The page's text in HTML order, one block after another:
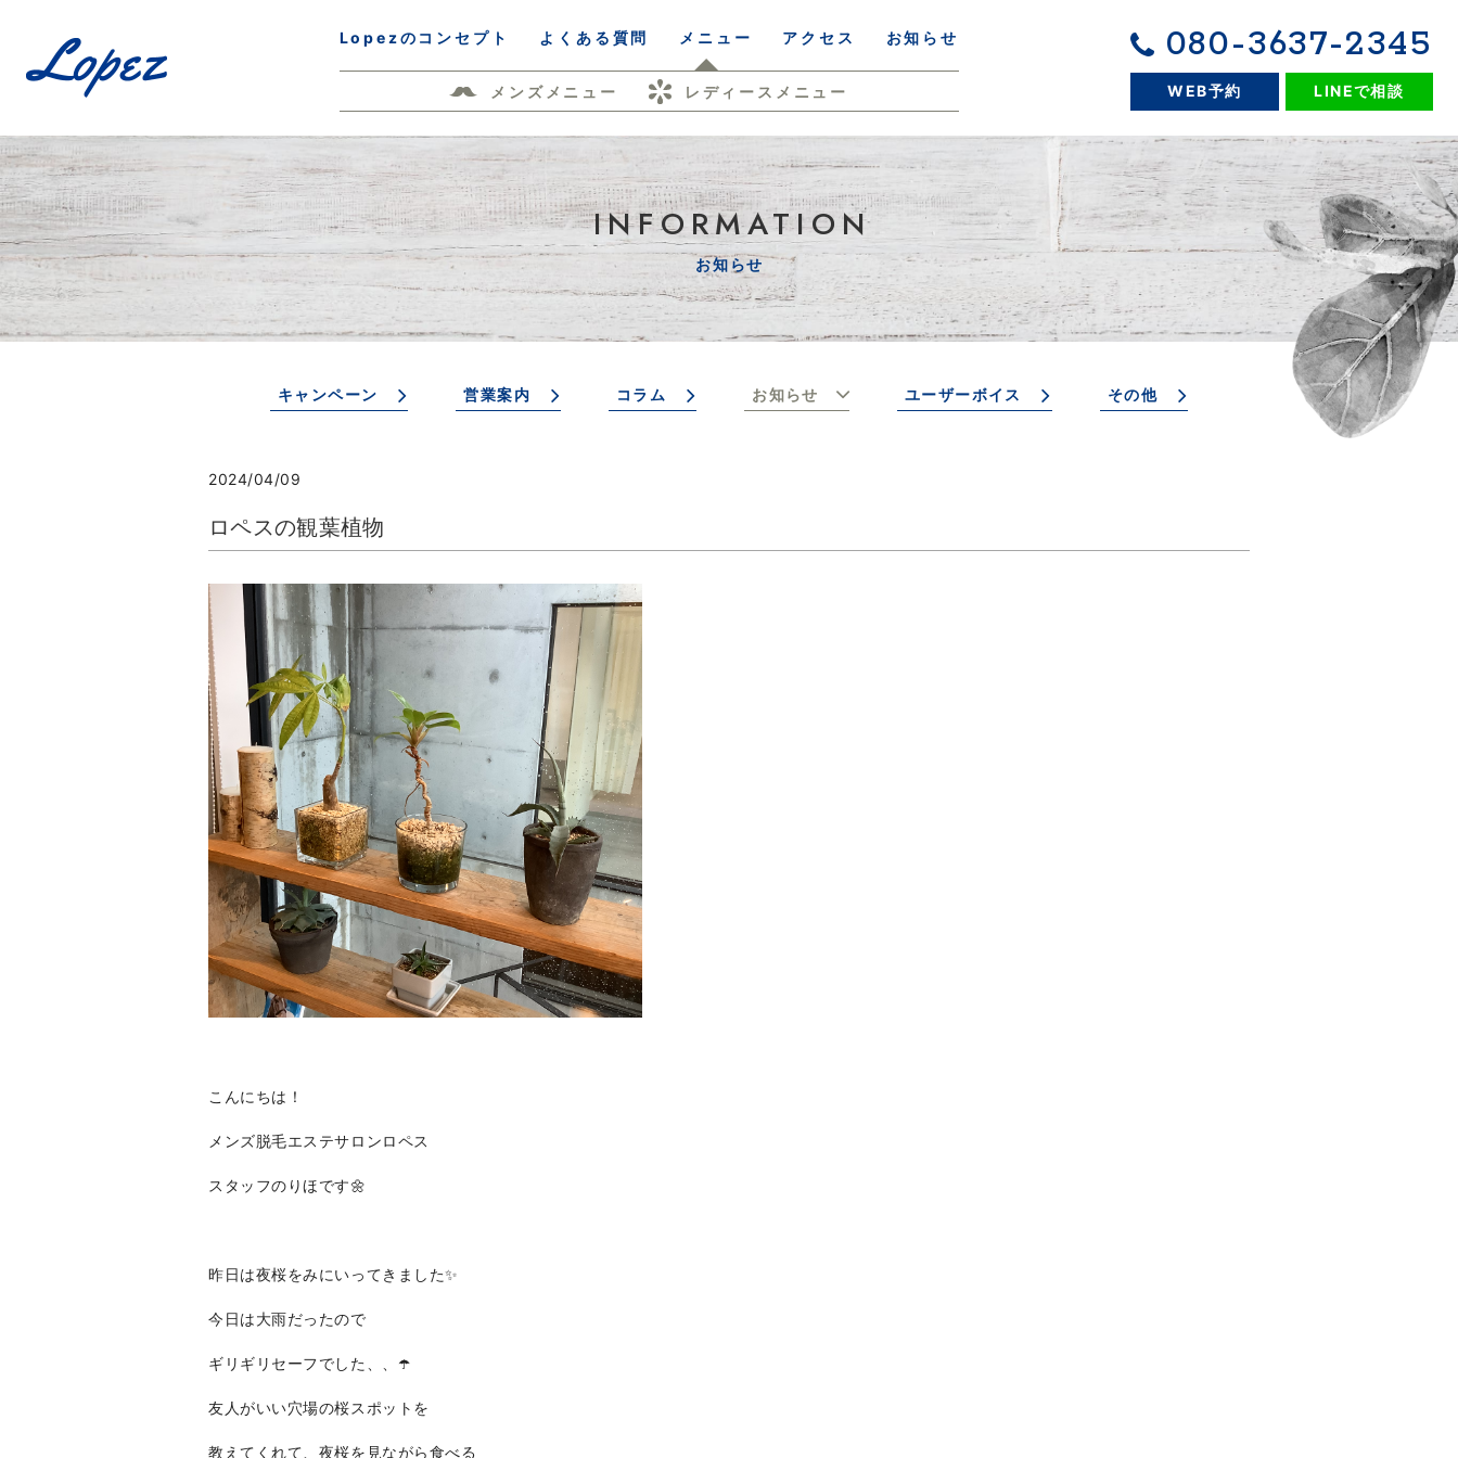
Lopezのコンセプト よくある質問 メニュー
メンズメニュー レディースメニュー
アクセス お知らせ 080-3637-2345
WEB予約 LINEで相談
INFORMATION
お知らせ
キャンペーン 営業案内 コラム お知らせ ユーザーボイス その他
2024/04/09
ロペスの観葉植物
こんにちは！
メンズ脱毛エステサロンロペス
スタッフのりほです🌼
昨日は夜桜をみにいってきました✨
今日は大雨だったので
ギリギリセーフでした、、☂️
友人がいい穴場の桜スポットを
教えてくれて、夜桜を見ながら食べる